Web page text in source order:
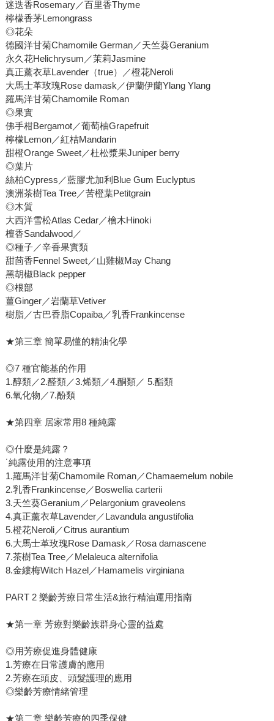
迷迭香Rosemary／百里香Thyme
檸檬香茅Lemongrass
◎花朵
德國洋甘菊Chamomile German／天竺葵Geranium
永久花Helichrysum／茉莉Jasmine
真正薰衣草Lavender（true）／橙花Neroli
大馬士革玫瑰Rose damask／伊蘭伊蘭Ylang Ylang
羅馬洋甘菊Chamomile Roman
◎果實
佛手柑Bergamot／葡萄柚Grapefruit
檸檬Lemon／紅桔Mandarin
甜橙Orange Sweet／杜松漿果Juniper berry
◎葉片
絲柏Cypress／藍膠尤加利Blue Gum Euclyptus
澳洲茶樹Tea Tree／苦橙葉Petitgrain
◎木質
大西洋雪松Atlas Cedar／檜木Hinoki
檀香Sandalwood／
◎種子／辛香果實類
甜茴香Fennel Sweet／山雞椒May Chang
黑胡椒Black pepper
◎根部
薑Ginger／岩蘭草Vetiver
樹脂／古巴香脂Copaiba／乳香Frankincense
★第三章 簡單易懂的精油化學
◎7 種官能基的作用
1.醇類／2.醛類／3.烯類／4.酮類／ 5.酯類
6.氧化物／7.酚類
★第四章 居家常用8 種純露
◎什麼是純露？
˙純露使用的注意事項
1.羅馬洋甘菊Chamomile Roman／Chamaemelum nobile
2.乳香Frankincense／Boswellia carterii
3.天竺葵Geranium／Pelargonium graveolens
4.真正薰衣草Lavender／Lavandula angustifolia
5.橙花Neroli／Citrus aurantium
6.大馬士革玫瑰Rose Damask／Rosa damascene
7.茶樹Tea Tree／Melaleuca alternifolia
8.金縷梅Witch Hazel／Hamamelis virginiana
PART 2 樂齡芳療日常生活&旅行精油運用指南
★第一章 芳療對樂齡族群身心靈的益處
◎用芳療促進身體健康
1.芳療在日常護膚的應用
2.芳療在頭皮、頭髮護理的應用
◎樂齡芳療情緒管理
★第二章 樂齡芳療的四季保健